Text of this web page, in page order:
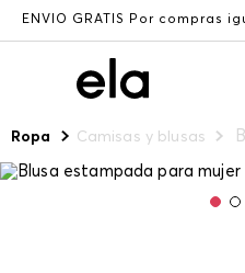
ENVÍO GRATIS Por compras
Ropa Camisas y blusas